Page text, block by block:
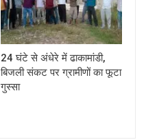
24 घंटे से अंधेरे में ढाकामांडी,
बिजली संकट पर ग्रामीणों का फूटा
गुस्सा